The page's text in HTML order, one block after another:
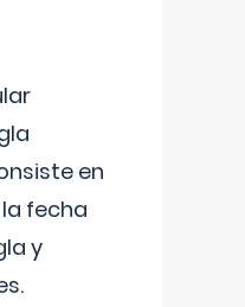
en
fecha
y